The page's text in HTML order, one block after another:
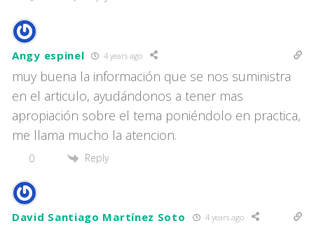
Angy espinel 4 years ago
muy buena la información que se nos suministra
en el articulo, ayudándonos a tener mas
apropiación sobre el tema poniéndolo en practica,
me llama mucho la atencion.
0 Reply
David Santiago Martínez Soto 4 years ago